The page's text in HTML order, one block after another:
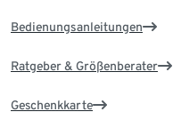
Bedienungsanleitungen
Ratgeber & Größenberater
Geschenkkarte